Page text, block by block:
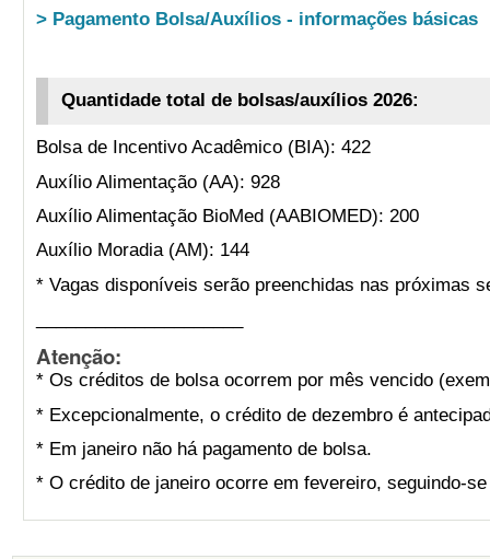
> Pagamento Bolsa/Auxílios - informações básicas
Quantidade total de bolsas/auxílios 2026:
Bolsa de Incentivo Acadêmico (BIA): 422
Auxílio Alimentação (AA): 928
Auxílio Alimentação BioMed (AABIOMED): 200
Auxílio Moradia (AM): 144
* Vagas disponíveis serão preenchidas nas próximas
Atenção:
* Os créditos de bolsa ocorrem por mês vencido
* Excepcionalmente, o crédito de dezembro é
* Em janeiro não há pagamento de bolsa.
* O crédito de janeiro ocorre em fevereiro, seguindo-